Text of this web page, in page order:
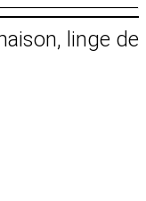
linge de